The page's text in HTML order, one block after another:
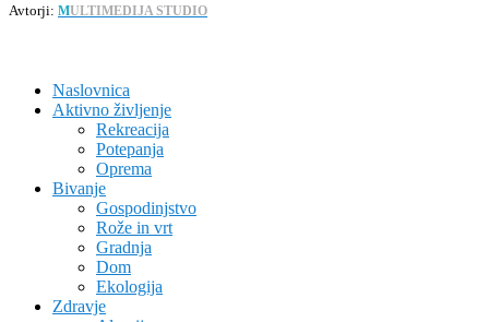
Avtorji: MULTIMEDIJA STUDIO
Naslovnica
Aktivno življenje
Rekreacija
Potepanja
Oprema
Bivanje
Gospodinjstvo
Rože in vrt
Gradnja
Dom
Ekologija
Zdravje